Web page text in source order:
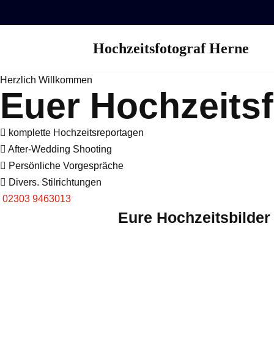
Hochzeitsfotograf Herne
Herzlich Willkommen
Euer
komplette Hochzeitsreportagen
After-Wedding Shooting
Persönliche Vorgespräche
Divers. Stilrichtungen
02303 9463013
Eure